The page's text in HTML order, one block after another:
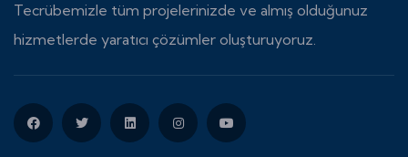
Tecrübemizle tüm projelerinizde ve almış olduğunuz
hizmetlerde yaratıcı çözümler oluşturuyoruz.